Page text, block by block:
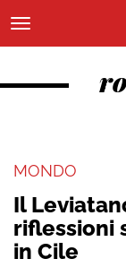
MONDO
Il
riflessioni
in Cile